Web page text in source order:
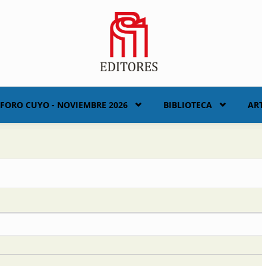
FORO CUYO - NOVIEMBRE 2026 BIBLIOTECA